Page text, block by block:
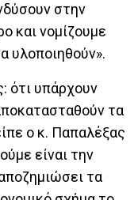
στην
και νομίζουμε
υλοποιηθούν».
ότι υπάρχουν
τα
ο κ. Παπαλέξας
είναι την
τα